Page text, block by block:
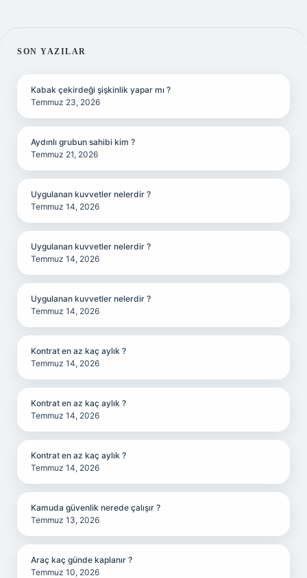
SIDEBAR
SON YAZILAR
Kabak çekirdeği şişkinlik yapar mı ?
Temmuz 23, 2026
Aydınlı grubun sahibi kim ?
Temmuz 21, 2026
Uygulanan kuvvetler nelerdir ?
Temmuz 14, 2026
Uygulanan kuvvetler nelerdir ?
Temmuz 14, 2026
Uygulanan kuvvetler nelerdir ?
Temmuz 14, 2026
Kontrat en az kaç aylık ?
Temmuz 14, 2026
Kontrat en az kaç aylık ?
Temmuz 14, 2026
Kontrat en az kaç aylık ?
Temmuz 14, 2026
Kamuda güvenlik nerede çalışır ?
Temmuz 13, 2026
Araç kaç günde kaplanır ?
Temmuz 10, 2026